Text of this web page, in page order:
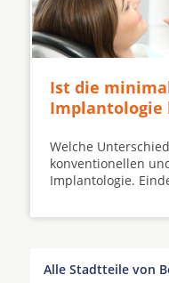
Ist die
Implantologie
Welche
konventionellen
Implantologie.
Alle Stadtteile von